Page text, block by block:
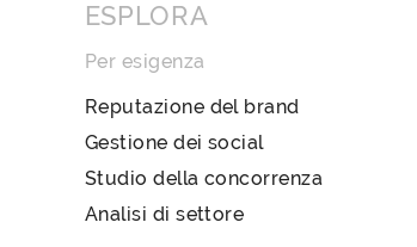
ESPLORA
Per esigenza
Reputazione del brand
Gestione dei social
Studio della concorrenza
Analisi di settore